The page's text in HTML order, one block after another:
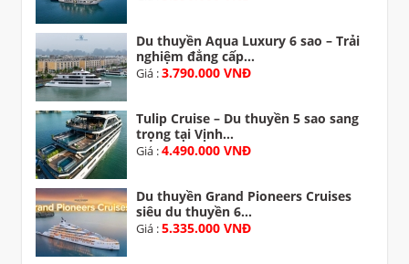
Du thuyền Aqua Luxury 6 sao – Trải
nghiệm đẳng cấp...
Giá :3.790.000 VNĐ
Tulip Cruise – Du thuyền 5 sao sang
trọng tại Vịnh...
Giá :4.490.000 VNĐ
Du thuyền Grand Pioneers Cruises
siêu du thuyền 6...
Giá :5.335.000 VNĐ